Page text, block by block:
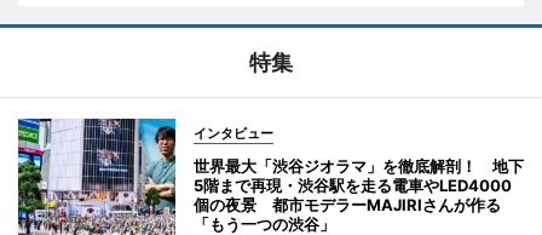
特集
インタビュー
世界最大「渋谷ジオラマ」を徹底解剖！ 地下
5階まで再現・渋谷駅を走る電車やLED4000
個の夜景 都市モデラーMAJIRIさんが作る
「もう一つの渋谷」